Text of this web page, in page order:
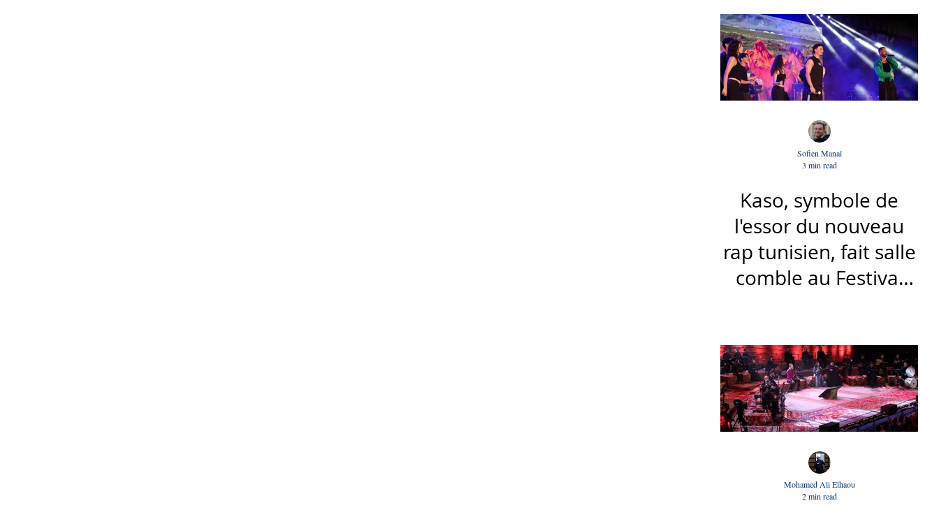
Kaso, symbole de
l'essor du nouveau
rap tunisien, fait salle
comble au Festival
Sofien Manaï
3 min read
Mohamed Ali Elhaou
2 min read